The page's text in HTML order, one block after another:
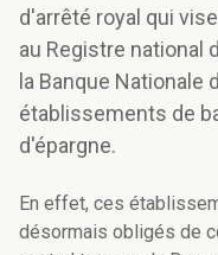
d'arrêté royal qui
au Registre national
la Banque Nationale
établissements de
d'épargne.
En effet, ces
désormais obligés de